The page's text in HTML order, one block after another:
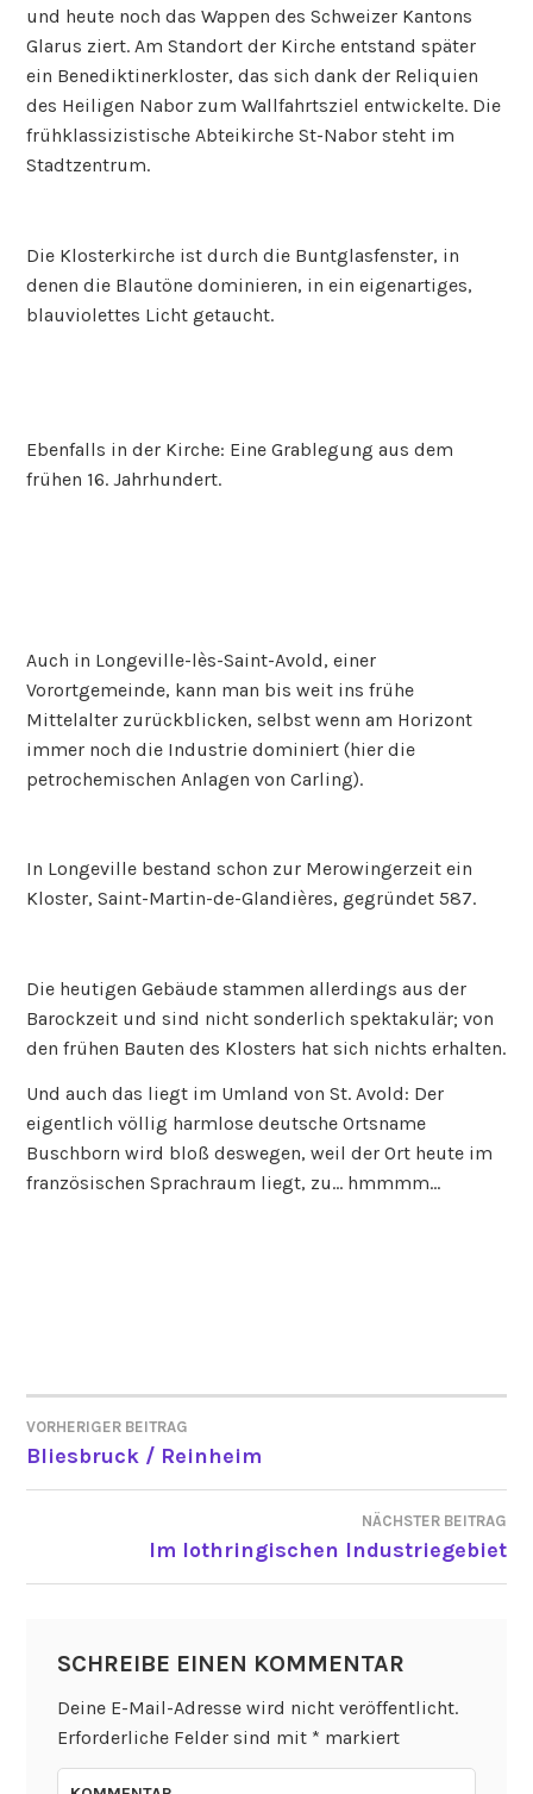
und heute noch das Wappen des Schweizer Kantons
Glarus ziert. Am Standort der Kirche entstand später
ein Benediktinerkloster, das sich dank der Reliquien
des Heiligen Nabor zum Wallfahrtsziel entwickelte. Die
frühklassizistische Abteikirche St-Nabor steht im
Stadtzentrum.
Die Klosterkirche ist durch die Buntglasfenster, in
denen die Blautöne dominieren, in ein eigenartiges,
blauviolettes Licht getaucht.
Ebenfalls in der Kirche: Eine Grablegung aus dem
frühen 16. Jahrhundert.
Auch in Longeville-lès-Saint-Avold, einer
Vorortgemeinde, kann man bis weit ins frühe
Mittelalter zurückblicken, selbst wenn am Horizont
immer noch die Industrie dominiert (hier die
petrochemischen Anlagen von Carling).
In Longeville bestand schon zur Merowingerzeit ein
Kloster, Saint-Martin-de-Glandières, gegründet 587.
Die heutigen Gebäude stammen allerdings aus der
Barockzeit und sind nicht sonderlich spektakulär; von
den frühen Bauten des Klosters hat sich nichts erhalten.
Und auch das liegt im Umland von St. Avold: Der
eigentlich völlig harmlose deutsche Ortsname
Buschborn wird bloß deswegen, weil der Ort heute im
französischen Sprachraum liegt, zu… hmmmm…
BEITRAGSNAVIGATION
VORHERIGER BEITRAG
Bliesbruck / Reinheim
NÄCHSTER BEITRAG
Im lothringischen Industriegebiet
SCHREIBE EINEN KOMMENTAR
Deine E-Mail-Adresse wird nicht veröffentlicht.
Erforderliche Felder sind mit * markiert